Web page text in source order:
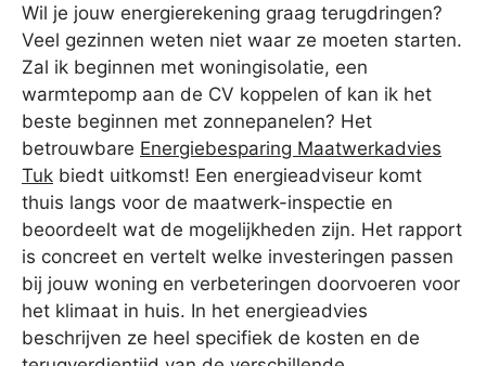
Wil je jouw energierekening graag terugdringen?
Veel gezinnen weten niet waar ze moeten starten.
Zal ik beginnen met woningisolatie, een
warmtepomp aan de CV koppelen of kan ik het
beste beginnen met zonnepanelen? Het
betrouwbare Energiebesparing Maatwerkadvies
Tuk biedt uitkomst! Een energieadviseur komt
thuis langs voor de maatwerk-inspectie en
beoordeelt wat de mogelijkheden zijn. Het rapport
is concreet en vertelt welke investeringen passen
bij jouw woning en verbeteringen doorvoeren voor
het klimaat in huis. In het energieadvies
beschrijven ze heel specifiek de kosten en de